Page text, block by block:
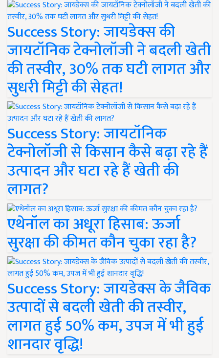
Success Story: जायडेक्स की
जायटॉनिक टेक्नोलॉजी ने बदली खेती
की तस्वीर, 30% तक घटी लागत और
सुधरी मिट्टी की सेहत!
Success Story: जायटॉनिक
टेक्नोलॉजी से किसान कैसे बढ़ा रहे हैं
उत्पादन और घटा रहे हैं खेती की
लागत?
एथेनॉल का अधूरा हिसाब: ऊर्जा
सुरक्षा की कीमत कौन चुका रहा है?
Success Story: जायडेक्स के जैविक
उत्पादों से बदली खेती की तस्वीर,
लागत हुई 50% कम, उपज में भी हुई
शानदार वृद्धि!